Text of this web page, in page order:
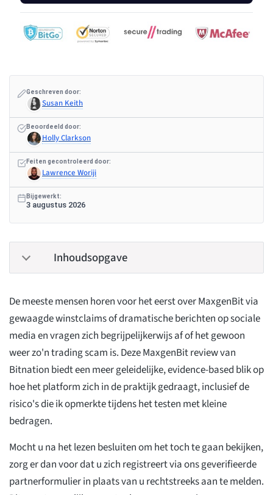
Geschreven door:
Susan Keith
Beoordeeld door:
Holly Clarkson
Feiten gecontroleerd door:
Lawrence Woriji
Bijgewerkt:
3 augustus 2026
Inhoudsopgave
De meeste mensen horen voor het eerst over MaxgenBit via
gewaagde winstclaims of dramatische berichten op sociale
media en vragen zich begrijpelijkerwijs af of het gewoon
weer zo'n trading scam is. Deze MaxgenBit review van
Bitnation biedt een meer geleidelijke, evidence-based blik op
hoe het platform zich in de praktijk gedraagt, inclusief de
risico's die ik opmerkte tijdens het testen met kleine
bedragen.
Mocht u na het lezen besluiten om het toch te gaan bekijken,
zorg er dan voor dat u zich registreert via ons geverifieerde
partnerformulier in plaats van u rechtstreeks aan te melden.